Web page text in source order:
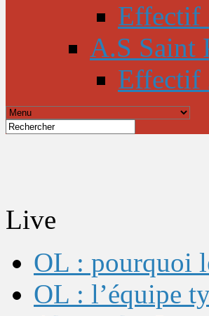
Effectif
A.S Saint
Effectif
Live
OL : pourquoi
OL : l’équipe